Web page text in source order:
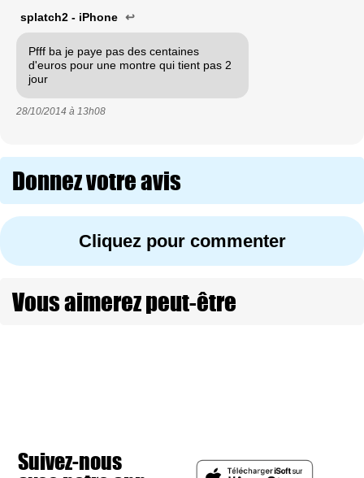
splatch2 - iPhone ↩
Pfff ba je paye pas des centaines
d'euros pour une montre qui tient pas 2
jour
28/10/2014 à 13h08
Donnez votre avis
Cliquez pour commenter
Vous aimerez peut-être
Suivez-nous